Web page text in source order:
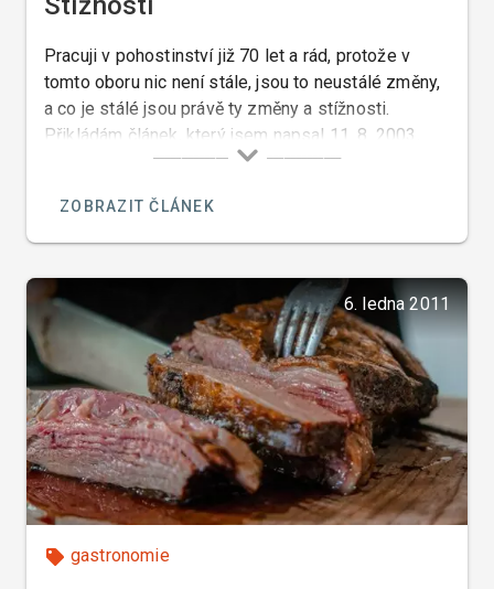
Pracuji v pohostinství již 70 let a rád, protože v
tomto oboru nic není stále, jsou to neustálé změny,
a co je stálé jsou právě ty změny a stížnosti.
Přikládám článek, který jsem napsal 11. 8. 2003,
který je toho důkazem…
ZOBRAZIT ČLÁNEK
6. ledna 2011
gastronomie